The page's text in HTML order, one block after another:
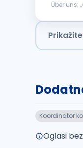
Über uns:
Koordinator
Oglasi